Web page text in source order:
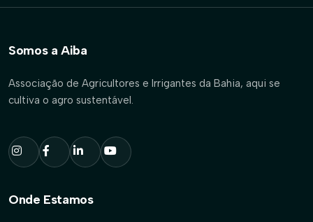
Somos a Aiba
Associação de Agricultores e Irrigantes da Bahia, aqui se
cultiva o agro sustentável.
Onde Estamos